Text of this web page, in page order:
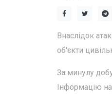
Внаслідок
об'єкти
За минулу
Інформацію